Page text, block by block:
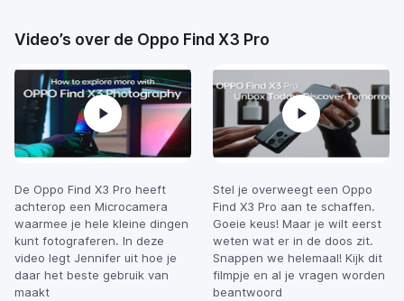
Video’s over de Oppo Find X3 Pro
De Oppo Find X3 Pro heeft
achterop een Microcamera
waarmee je hele kleine dingen
kunt fotograferen. In deze
video legt Jennifer uit hoe je
daar het beste gebruik van
maakt
Stel je overweegt een Oppo
Find X3 Pro aan te schaffen.
Goeie keus! Maar je wilt eerst
weten wat er in de doos zit.
Snappen we helemaal! Kijk dit
filmpje en al je vragen worden
beantwoord